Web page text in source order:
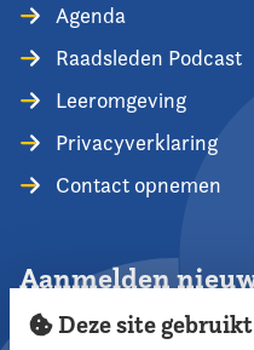
Agenda
Raadsleden Podcast
Leeromgeving
Privacyverklaring
Contact opnemen
Aanmelden
Deze site